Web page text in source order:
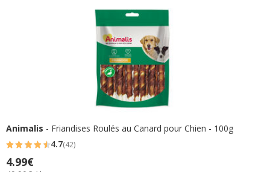
Animalis - Friandises Roulés au Canard pour Chien - 100g
4.7
étoiles
4.7(42)
Prix
4.99€